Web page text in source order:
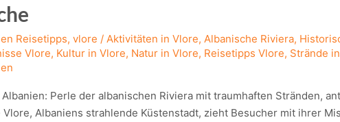
Reisetipps, vlore / Aktivitäten in Vlore, Albanische Riviera,
Vlore, Kultur in Vlore, Natur in Vlore, Reisetipps Vlore, Strände
Perle der albanischen Riviera mit traumhaften Stränden,
Vlore, Albaniens strahlende Küstenstadt, zieht Besucher mit ihrer